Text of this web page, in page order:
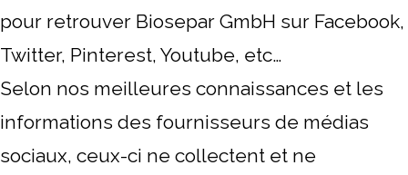
pour retrouver Biosepar GmbH sur Facebook,
Twitter, Pinterest, Youtube, etc…
Selon nos meilleures connaissances et les
informations des fournisseurs de médias
sociaux, ceux-ci ne collectent et ne